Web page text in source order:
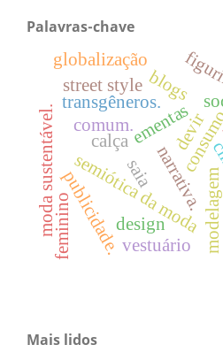
Palavras-chave
ementas
narrativa.
saia
calça
semiótica da moda
publicidade. modelagem
moda sustentável. design
transgêneros.
feminino
blogs
street style
devir
globalização
vestuário
comum.
Mais lidos